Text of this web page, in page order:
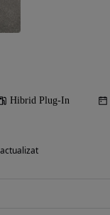
Hibrid Plug-In